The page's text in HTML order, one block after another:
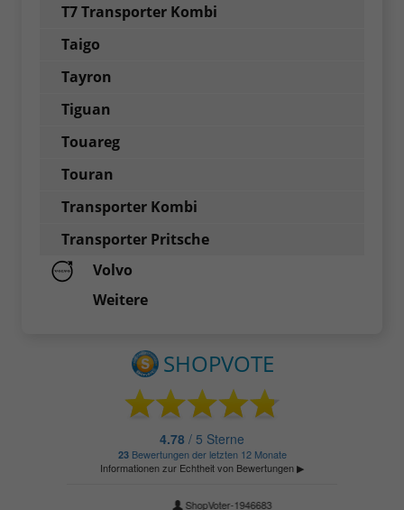
T7 Transporter Kombi
Taigo
Tayron
Tiguan
Touareg
Touran
Transporter Kombi
Transporter Pritsche
Volvo
Weitere